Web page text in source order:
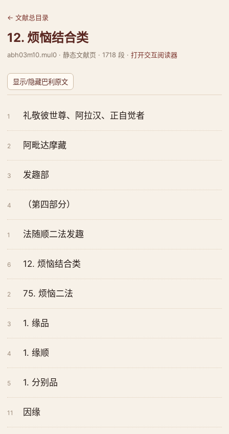
← 文献总目录
12. 烦恼结合类
abh03m10.mul0 · 静态文献页 · 1718 段 · 打开交互阅读器
显示/隐藏巴利原文
1 礼敬彼世尊、阿拉汉、正自觉者
2 阿毗达摩藏
3 发趣部
4 （第四部分）
1 法随顺二法发趣
6 12. 烦恼结合类
2 75. 烦恼二法
3 1. 缘品
4 1. 缘顺
5 1. 分别品
11 因缘